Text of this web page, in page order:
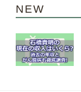
NEW